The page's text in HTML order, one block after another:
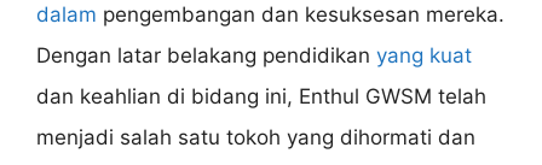
dalam pengembangan dan kesuksesan mereka.
Dengan latar belakang pendidikan yang kuat
dan keahlian di bidang ini, Enthul GWSM telah
menjadi salah satu tokoh yang dihormati dan